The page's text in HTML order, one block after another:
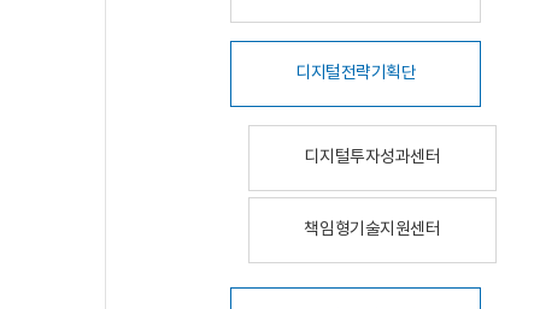
디지털전략기획단
디지털투자성과센터
책임형기술지원센터